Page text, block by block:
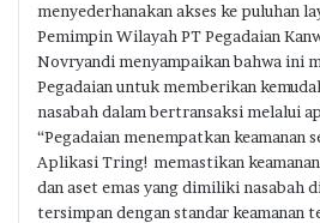
menyederhanakan akses ke puluhan
Pemimpin Wilayah PT Pegadaian
Novryandi menyampaikan bahwa ini
Pegadaian untuk memberikan
nasabah dalam bertransaksi melalui
“Pegadaian menempatkan keamanan
Aplikasi Tring! memastikan
dan aset emas yang dimiliki nasabah
tersimpan dengan standar keamanan